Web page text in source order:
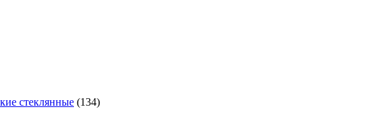
стеклянные 134